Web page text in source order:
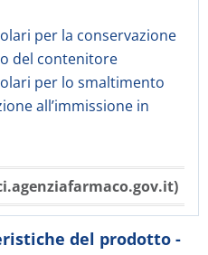
per la conservazione
del contenitore
per lo smaltimento
all’immissione in
del prodotto -